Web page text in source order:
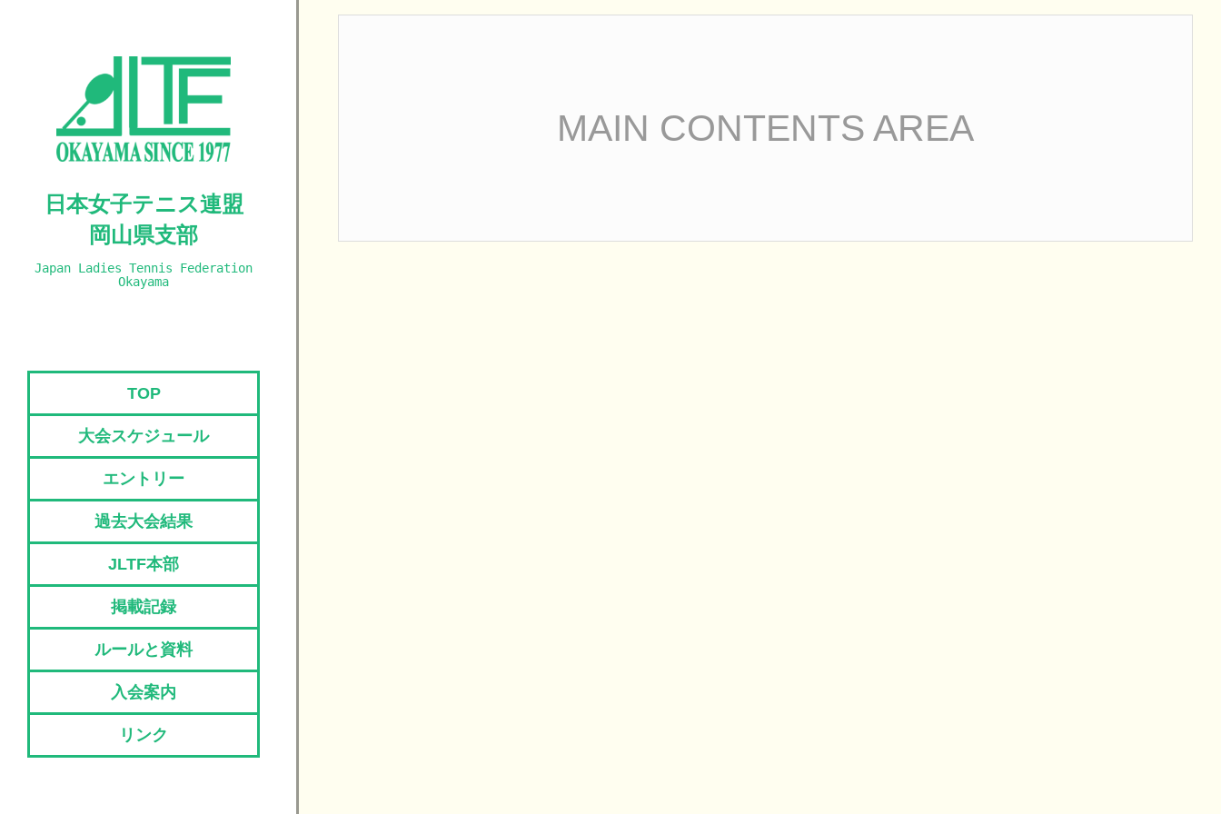
MAIN CONTENTS AREA
日本女子テニス連盟
岡山県支部
Japan Ladies Tennis Federation
Okayama
TOP
大会スケジュール
エントリー
過去大会結果
JLTF本部
掲載記録
ルールと資料
入会案内
リンク